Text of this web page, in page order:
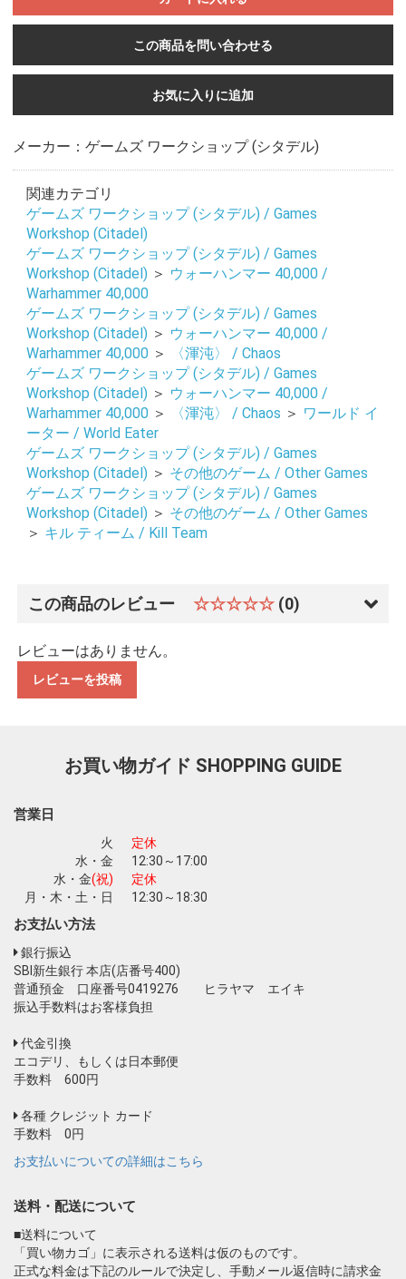
この商品を問い合わせる
お買い物を続ける カートへ進む
お気に入りに追加
メーカー：ゲームズ ワークショップ (シタデル)
関連カテゴリ
ゲームズ ワークショップ (シタデル) / Games
Workshop (Citadel)
ゲームズ ワークショップ (シタデル) / Games
Workshop (Citadel) ＞ ウォーハンマー 40,000 /
Warhammer 40,000
ゲームズ ワークショップ (シタデル) / Games
Workshop (Citadel) ＞ ウォーハンマー 40,000 /
Warhammer 40,000 ＞
〈渾沌〉 / Chaos
ゲームズ ワークショップ (シタデル) / Games
Workshop (Citadel) ＞ ウォーハンマー 40,000 /
Warhammer 40,000 ＞ 〈渾沌〉 / Chaos ＞ ワールド イ
ーター / World Eater
ゲームズ ワークショップ (シタデル) / Games
Workshop (Citadel) ＞ その他のゲーム / Other Games
ゲームズ ワークショップ (シタデル) / Games
Workshop (Citadel) ＞ その他のゲーム / Other Games
＞ キル ティーム / Kill Team
この商品のレビュー ☆☆☆☆☆ (0)
レビューはありません。
レビューを投稿
お買い物ガイド SHOPPING GUIDE
営業日
火
定休
水・金
12:30～17:00
水・金(祝)
定休
月・木・土・日
12:30～18:30
お支払い方法
銀行振込
SBI新生銀行 本店(店番号400)
普通預金 口座番号0419276 ヒラヤマ エイキ
振込手数料はお客様負担
代金引換
エコデリ、もしくは日本郵便
手数料 600円
各種 クレジット カード
手数料 0円
お支払いについての詳細はこちら
送料・配送について
■送料について
「買い物カゴ」に表示される送料は仮のものです。
正式な料金は下記のルールで決定し、手動メール返信時に請求金